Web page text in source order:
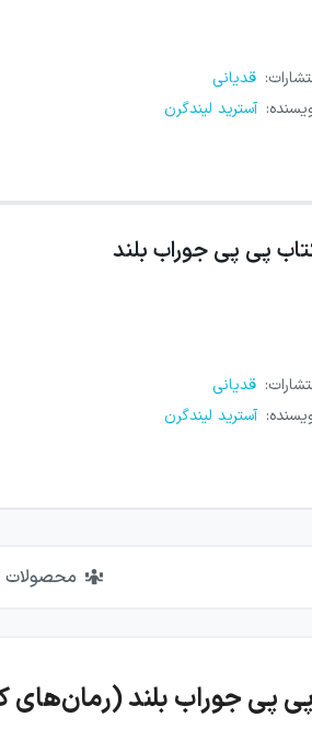
: قدیانی
: آسترید لیندگرن
پی پی جوراب بلند
: قدیانی
: آسترید لیندگرن
محصولات
پی جوراب بلند (رمان‌های